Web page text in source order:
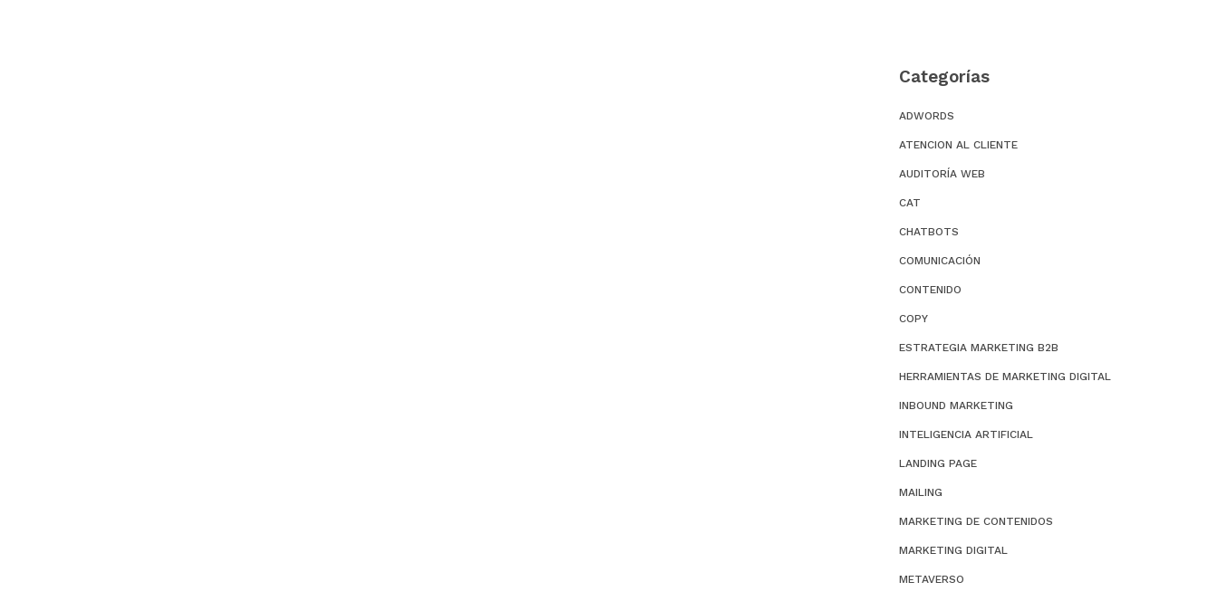
Categorías
ADWORDS
ATENCION AL CLIENTE
AUDITORÍA WEB
CAT
CHATBOTS
COMUNICACIÓN
CONTENIDO
COPY
ESTRATEGIA MARKETING B2B
HERRAMIENTAS DE MARKETING DIGITAL
INBOUND MARKETING
INTELIGENCIA ARTIFICIAL
LANDING PAGE
MAILING
MARKETING DE CONTENIDOS
MARKETING DIGITAL
METAVERSO